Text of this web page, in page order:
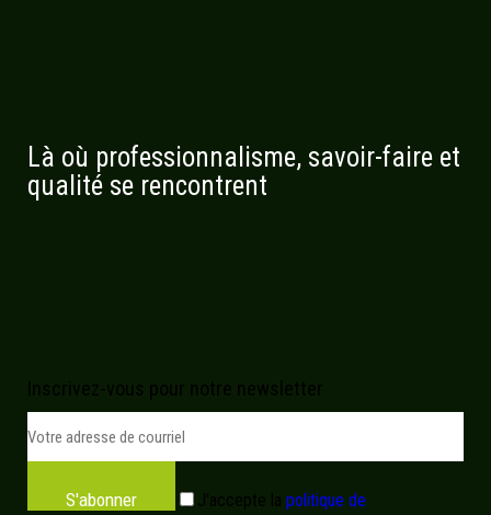
Là où professionnalisme, savoir-faire et
qualité se rencontrent
Inscrivez-vous pour notre newsletter
S'abonner J'accepte la politique de